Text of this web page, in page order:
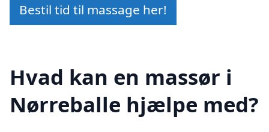
Bestil tid til massage her!
Hvad kan en massør i
Nørreballe hjælpe med?